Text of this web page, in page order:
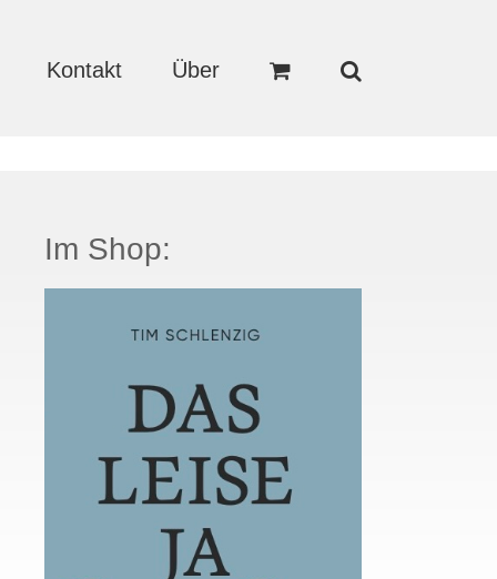
Kontakt Über
Im Shop: